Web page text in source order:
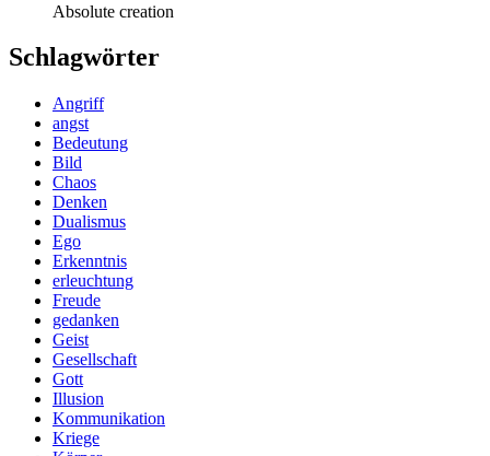
Absolute creation
Schlagwörter
Angriff
angst
Bedeutung
Bild
Chaos
Denken
Dualismus
Ego
Erkenntnis
erleuchtung
Freude
gedanken
Geist
Gesellschaft
Gott
Illusion
Kommunikation
Kriege